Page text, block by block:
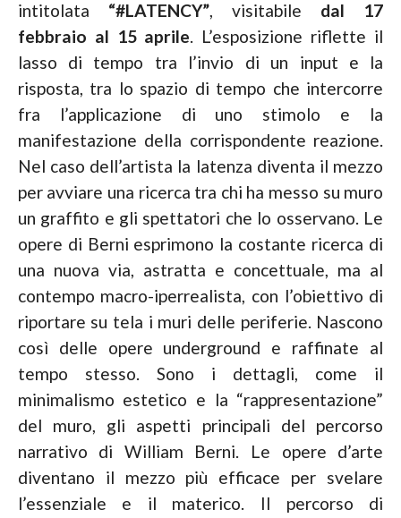
intitolata “#LATENCY”, visitabile dal 17
febbraio al 15 aprile. L’esposizione riflette il
lasso di tempo tra l’invio di un input e la
risposta, tra lo spazio di tempo che intercorre
fra l’applicazione di uno stimolo e la
manifestazione della corrispondente reazione.
Nel caso dell’artista la latenza diventa il mezzo
per avviare una ricerca tra chi ha messo su muro
un graffito e gli spettatori che lo osservano. Le
opere di Berni esprimono la costante ricerca di
una nuova via, astratta e concettuale, ma al
contempo macro-iperrealista, con l’obiettivo di
riportare su tela i muri delle periferie. Nascono
così delle opere underground e raffinate al
tempo stesso. Sono i dettagli, come il
minimalismo estetico e la “rappresentazione”
del muro, gli aspetti principali del percorso
narrativo di William Berni. Le opere d’arte
diventano il mezzo più efficace per svelare
l’essenziale e il materico. Il percorso di